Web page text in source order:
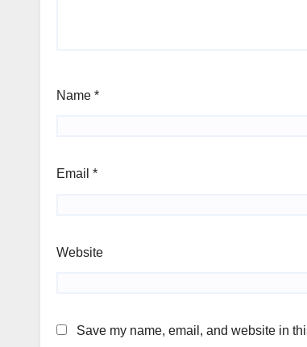
Name *
Email *
Website
Save my name, email, and website in